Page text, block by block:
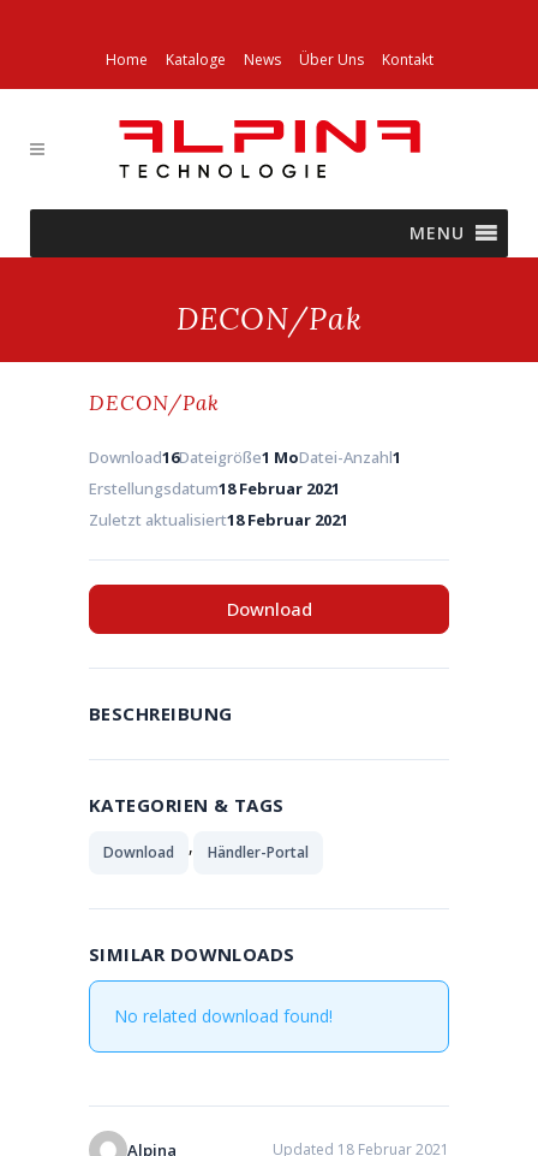
Home Kataloge News Über Uns Kontakt
MENU
DECON/Pak
DECON/Pak
Download16Dateigröße1 MoDatei-Anzahl1
Erstellungsdatum18 Februar 2021
Zuletzt aktualisiert18 Februar 2021
Download
BESCHREIBUNG
KATEGORIEN & TAGS
Download , Händler-Portal
SIMILAR DOWNLOADS
No related download found!
Alpina Updated 18 Februar 2021